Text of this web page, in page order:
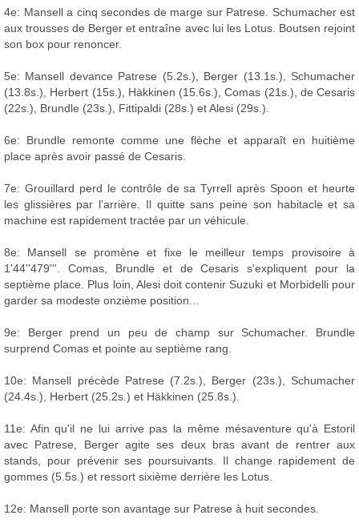
4e: Mansell a cinq secondes de marge sur Patrese. Schumacher est
aux trousses de Berger et entraîne avec lui les Lotus. Boutsen rejoint
son box pour renoncer.
5e: Mansell devance Patrese (5.2s.), Berger (13.1s.), Schumacher
(13.8s.), Herbert (15s.), Häkkinen (15.6s.), Comas (21s.), de Cesaris
(22s.), Brundle (23s.), Fittipaldi (28s.) et Alesi (29s.).
6e: Brundle remonte comme une flèche et apparaît en huitième
place après avoir passé de Cesaris.
7e: Grouillard perd le contrôle de sa Tyrrell après Spoon et heurte
les glissières par l'arrière. Il quitte sans peine son habitacle et sa
machine est rapidement tractée par un véhicule.
8e: Mansell se promène et fixe le meilleur temps provisoire à
1'44''479'''. Comas, Brundle et de Cesaris s'expliquent pour la
septième place. Plus loin, Alesi doit contenir Suzuki et Morbidelli pour
garder sa modeste onzième position...
9e: Berger prend un peu de champ sur Schumacher. Brundle
surprend Comas et pointe au septième rang.
10e: Mansell précède Patrese (7.2s.), Berger (23s.), Schumacher
(24.4s.), Herbert (25.2s.) et Häkkinen (25.8s.).
11e: Afin qu'il ne lui arrive pas la même mésaventure qu'à Estoril
avec Patrese, Berger agite ses deux bras avant de rentrer aux
stands, pour prévenir ses poursuivants. Il change rapidement de
gommes (5.5s.) et ressort sixième derrière les Lotus.
12e: Mansell porte son avantage sur Patrese à huit secondes.